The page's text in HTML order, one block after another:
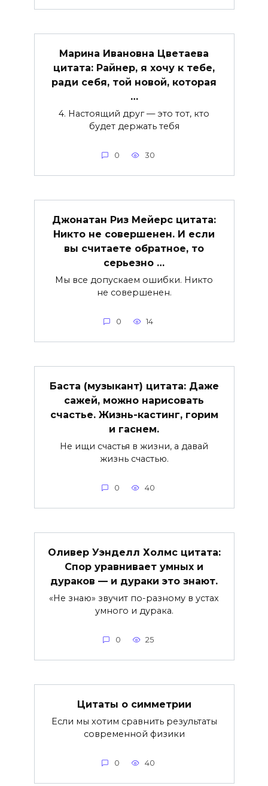
Марина Ивановна Цветаева
цитата: Райнер, я хочу к тебе,
ради себя, той новой, которая
…
4. Настоящий друг — это тот, кто
будет держать тебя
0 30
Джонатан Риз Мейерс цитата:
Никто не совершенен. И если
вы считаете обратное, то
серьезно …
Мы все допускаем ошибки. Никто
не совершенен.
0 14
Баста (музыкант) цитата: Даже
сажей, можно нарисовать
счастье. Жизнь-кастинг, горим
и гаснем.
Не ищи счастья в жизни, а давай
жизнь счастью.
0 40
Оливер Уэнделл Холмс цитата:
Спор уравнивает умных и
дураков — и дураки это знают.
«Не знаю» звучит по-разному в устах
умного и дурака.
0 25
Цитаты о симметрии
Если мы хотим сравнить результаты
современной физики
0 40